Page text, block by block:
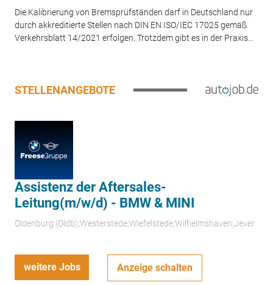
Die Kalibrierung von Bremsprüfständen darf in Deutschland nur
durch akkreditierte Stellen nach DIN EN ISO/IEC 17025 gemäß
Verkehrsblatt 14/2021 erfolgen. Trotzdem gibt es in der Praxis...
STELLENANGEBOTE
Assistenz der Aftersales-
Leitung(m/w/d) - BMW & MINI
Oldenburg (Oldb);Westerstede;Wiefelstede;Wilhelmshaven;Jever
weitere Jobs Anzeige schalten